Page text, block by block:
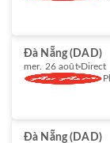
Đà Nẵng (DAD)
mer. 26 août Direct
Đà Nẵng (DAD)